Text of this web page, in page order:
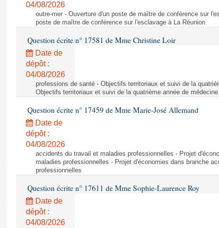
04/08/2026
outre-mer - Ouverture d'un poste de maître de conférence sur
poste de maître de conférence sur l'esclavage à La Réunion
Question écrite n° 17581 de Mme Christine Loir
Date de
dépôt :
04/08/2026
professions de santé - Objectifs territoriaux et suivi de la
Objectifs territoriaux et suivi de la quatrième année de médecine
Question écrite n° 17459 de Mme Marie-José Allemand
Date de
dépôt :
04/08/2026
accidents du travail et maladies professionnelles - Projet
maladies professionnelles - Projet d'économies dans branche
professionnelles
Question écrite n° 17611 de Mme Sophie-Laurence Roy
Date de
dépôt :
04/08/2026